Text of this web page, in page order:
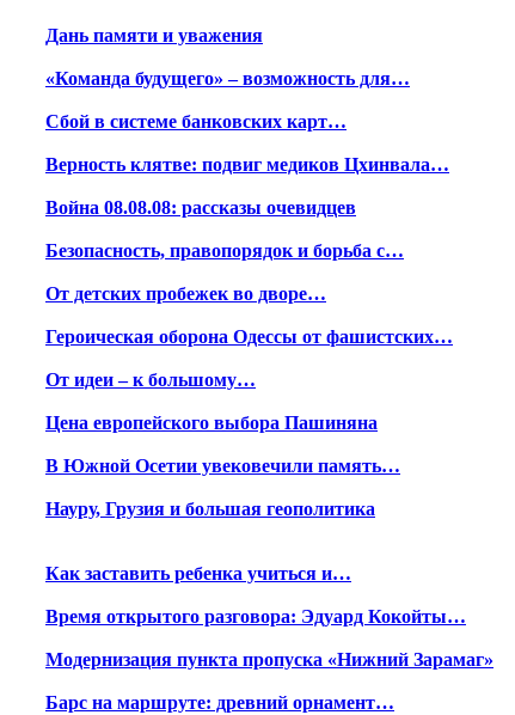
Дань памяти и уважения
«Команда будущего» – возможность для…
Сбой в системе банковских карт…
Верность клятве: подвиг медиков Цхинвала…
Война 08.08.08: рассказы очевидцев
Безопасность, правопорядок и борьба с…
От детских пробежек во дворе…
Героическая оборона Одессы от фашистских…
От идеи – к большому…
Цена европейского выбора Пашиняна
В Южной Осетии увековечили память…
Науру, Грузия и большая геополитика
Как заставить ребенка учиться и…
Время открытого разговора: Эдуард Кокойты…
Модернизация пункта пропуска «Нижний Зарамаг»
Барс на маршруте: древний орнамент…